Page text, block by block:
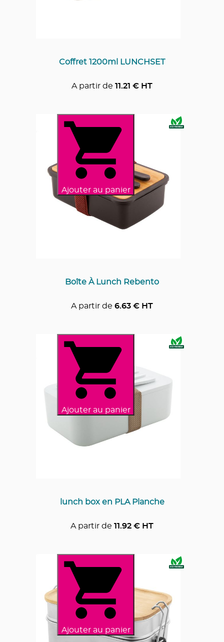
Coffret 1200ml LUNCHSET
A partir de 11.21 € HT
Ajouter au panier
Boîte À Lunch Rebento
A partir de 6.63 € HT
Ajouter au panier
lunch box en PLA Planche
A partir de 11.92 € HT
Ajouter au panier